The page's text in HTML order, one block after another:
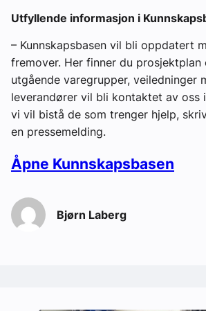
Utfyllende informasjon i
– Kunnskapsbasen vil bli oppdatert
fremover. Her finner du
utgående varegrupper, veiledninger
leverandører vil bli kontaktet av oss
vi vil bistå de som trenger hjelp,
en pressemelding.
Åpne Kunnskapsbasen
Bjørn Laberg